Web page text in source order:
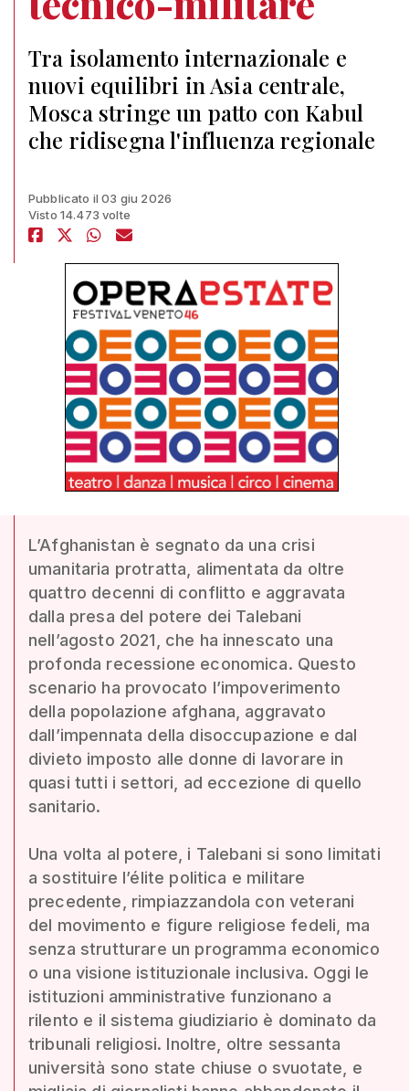
Tra isolamento internazionale e
nuovi equilibri in Asia centrale,
Mosca stringe un patto con Kabul
che ridisegna l'influenza regionale
Pubblicato il 03 giu 2026
Visto 14.473 volte
L’Afghanistan è segnato da una crisi
umanitaria protratta, alimentata da oltre
quattro decenni di conflitto e aggravata
dalla presa del potere dei Talebani
nell’agosto 2021, che ha innescato una
profonda recessione economica. Questo
scenario ha provocato l’impoverimento
della popolazione afghana, aggravato
dall’impennata della disoccupazione e dal
divieto imposto alle donne di lavorare in
quasi tutti i settori, ad eccezione di quello
sanitario.
Una volta al potere, i Talebani si sono limitati
a sostituire l’élite politica e militare
precedente, rimpiazzandola con veterani
del movimento e figure religiose fedeli, ma
senza strutturare un programma economico
o una visione istituzionale inclusiva. Oggi le
istituzioni amministrative funzionano a
rilento e il sistema giudiziario è dominato da
tribunali religiosi. Inoltre, oltre sessanta
università sono state chiuse o svuotate, e